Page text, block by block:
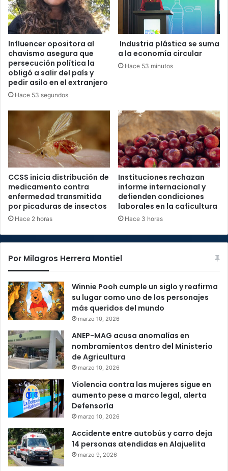
Influencer opositora al
chavismo asegura que
persecución política la
obligó a salir del país y
pedir asilo en el extranjero
Hace 53 segundos
Industria plástica se suma
a la economía circular
Hace 53 minutos
CCSS inicia distribución de
medicamento contra
enfermedad transmitida
por picaduras de insectos
Hace 2 horas
Instituciones rechazan
informe internacional y
defienden condiciones
laborales en la caficultura
Hace 3 horas
Por Milagros Herrera Montiel
Winnie Pooh cumple un siglo y reafirma
su lugar como uno de los personajes
más queridos del mundo
marzo 10, 2026
ANEP-MAG acusa anomalías en
nombramientos dentro del Ministerio
de Agricultura
marzo 10, 2026
Violencia contra las mujeres sigue en
aumento pese a marco legal, alerta
Defensoría
marzo 10, 2026
Accidente entre autobús y carro deja
14 personas atendidas en Alajuelita
marzo 9, 2026